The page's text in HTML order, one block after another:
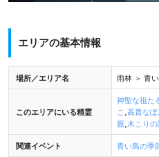
エリアの基本情報
場所／エリア名 雨林 ＞ 青
このエリアにいる精霊
神聖な祖た
こ ,高貴な
親,木こり
関連イベント 青い鳥の季